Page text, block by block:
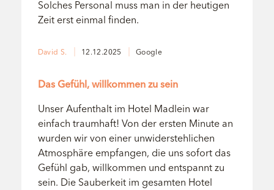
Solches Personal muss man in der heutigen
Zeit erst einmal finden.
David S. 12.12.2025 Google
Das Gefühl, willkommen zu sein
Unser Aufenthalt im Hotel Madlein war
einfach traumhaft! Von der ersten Minute an
wurden wir von einer unwiderstehlichen
Atmosphäre empfangen, die uns sofort das
Gefühl gab, willkommen und entspannt zu
sein. Die Sauberkeit im gesamten Hotel